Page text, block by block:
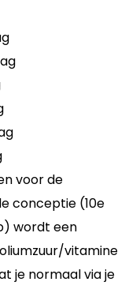
voor de
conceptie (10e
wordt een
vitamine
je normaal via je